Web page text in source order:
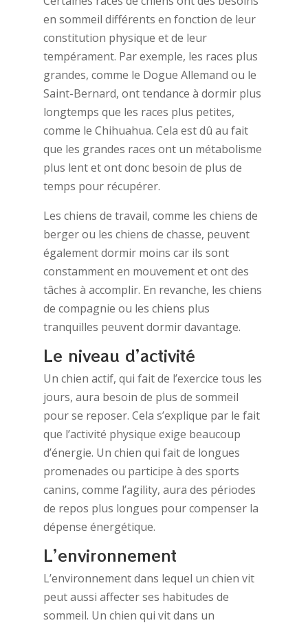
en sommeil différents en fonction de leur
constitution physique et de leur
tempérament. Par exemple, les races plus
grandes, comme le Dogue Allemand ou le
Saint-Bernard, ont tendance à dormir plus
longtemps que les races plus petites,
comme le Chihuahua. Cela est dû au fait
que les grandes races ont un métabolisme
plus lent et ont donc besoin de plus de
temps pour récupérer.
Les chiens de travail, comme les chiens de
berger ou les chiens de chasse, peuvent
également dormir moins car ils sont
constamment en mouvement et ont des
tâches à accomplir. En revanche, les chiens
de compagnie ou les chiens plus
tranquilles peuvent dormir davantage.
Le niveau d’activité
Un chien actif, qui fait de l’exercice tous les
jours, aura besoin de plus de sommeil
pour se reposer. Cela s’explique par le fait
que l’activité physique exige beaucoup
d’énergie. Un chien qui fait de longues
promenades ou participe à des sports
canins, comme l’agility, aura des périodes
de repos plus longues pour compenser la
dépense énergétique.
L’environnement
L’environnement dans lequel un chien vit
peut aussi affecter ses habitudes de
sommeil. Un chien qui vit dans un